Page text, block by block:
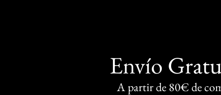
Envío
A partir de 80€ de